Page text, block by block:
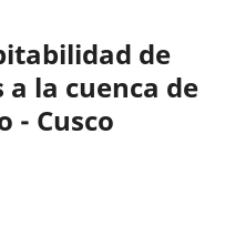
de
la cuenca de
- Cusco